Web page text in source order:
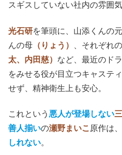
スギスしていない社内の雰囲
光石研を筆頭に、山添くんの
んの母 （りょう） 、それぞれ
太、内田慈） など、最近のド
をみせる役が目立つキャステ
せず、精神衛生上も安心。
これという 悪人が登場しない
善人揃いの瀬野まいこ 原作は、
しれない。